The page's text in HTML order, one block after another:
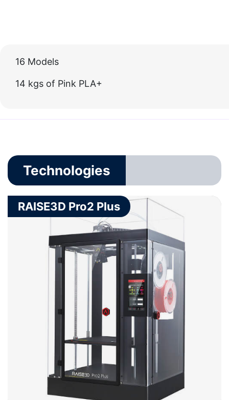
16 Models
14 kgs of Pink PLA+
Technologies
RAISE3D Pro2 Plus